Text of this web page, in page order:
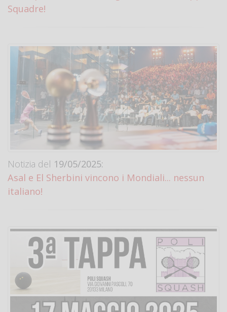
Squadre!
Notizia del 19/05/2025:
Asal e El Sherbini vincono i Mondiali... nessun
italiano!